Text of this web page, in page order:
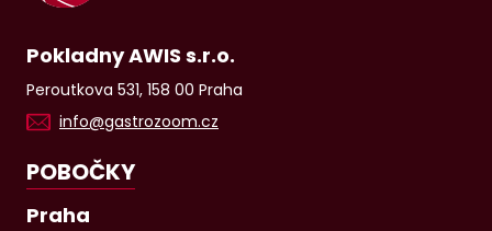
Pokladny AWIS s.r.o.
Peroutkova 531, 158 00 Praha
info@gastrozoom.cz
POBOČKY
Praha